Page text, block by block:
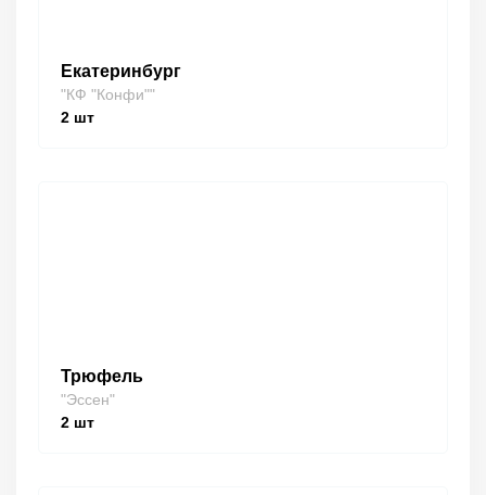
Екатеринбург
"КФ "Конфи""
2 шт
Трюфель
"Эссен"
2 шт